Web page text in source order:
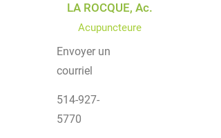
LA ROCQUE, Ac.
Acupuncteure
Envoyer un
courriel
514-927-
5770